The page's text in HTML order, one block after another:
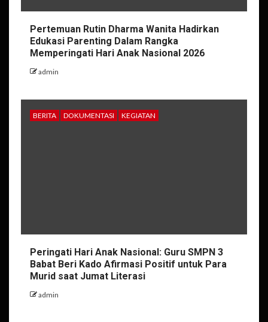
Pertemuan Rutin Dharma Wanita Hadirkan
Edukasi Parenting Dalam Rangka
Memperingati Hari Anak Nasional 2026
admin
BERITA DOKUMENTASI KEGIATAN
Peringati Hari Anak Nasional: Guru SMPN 3
Babat Beri Kado Afirmasi Positif untuk Para
Murid saat Jumat Literasi
admin